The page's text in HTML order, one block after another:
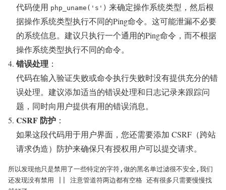
代码使用 php_uname('s') 来确定操作系统类型，然后根
据操作系统类型执行不同的Ping命令。这可能泄漏不必要
的系统信息。建议只执行一个通用的Ping命令，而不根据
操作系统类型执行不同的命令。
错误处理 ：
代码在输入验证失败或命令执行失败时没有提供充分的错
误处理。建议添加适当的错误处理和日志记录来跟踪问
题，同时向用户提供有用的错误消息。
CSRF 防护 ：
如果这段代码用于用户界面，您还需要添加 CSRF（跨站
请求伪造）防护来确保只有授权用户可以提交请求。
所以发现他只是禁用了一些特定的字符,做的黑名单过滤很不安全,我们
还发现没有禁用 || 注意管道符两边都有空格 还有很多只需要慢慢找